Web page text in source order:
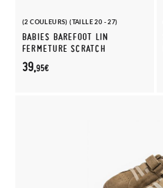
(2 COULEURS) (TAILLE 20 - 27)
BABIES BAREFOOT LIN
FERMETURE SCRATCH
39,95€